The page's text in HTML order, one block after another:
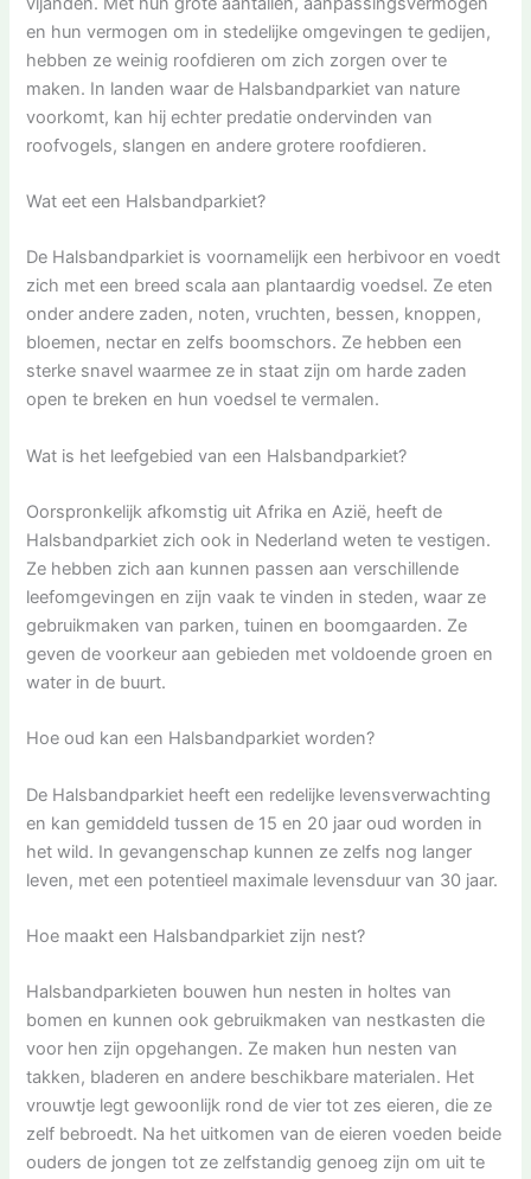
en hun vermogen om in stedelijke omgevingen te gedijen,
hebben ze weinig roofdieren om zich zorgen over te
maken. In landen waar de Halsbandparkiet van nature
voorkomt, kan hij echter predatie ondervinden van
roofvogels, slangen en andere grotere roofdieren.
Wat eet een Halsbandparkiet?
De Halsbandparkiet is voornamelijk een herbivoor en voedt
zich met een breed scala aan plantaardig voedsel. Ze eten
onder andere zaden, noten, vruchten, bessen, knoppen,
bloemen, nectar en zelfs boomschors. Ze hebben een
sterke snavel waarmee ze in staat zijn om harde zaden
open te breken en hun voedsel te vermalen.
Wat is het leefgebied van een Halsbandparkiet?
Oorspronkelijk afkomstig uit Afrika en Azië, heeft de
Halsbandparkiet zich ook in Nederland weten te vestigen.
Ze hebben zich aan kunnen passen aan verschillende
leefomgevingen en zijn vaak te vinden in steden, waar ze
gebruikmaken van parken, tuinen en boomgaarden. Ze
geven de voorkeur aan gebieden met voldoende groen en
water in de buurt.
Hoe oud kan een Halsbandparkiet worden?
De Halsbandparkiet heeft een redelijke levensverwachting
en kan gemiddeld tussen de 15 en 20 jaar oud worden in
het wild. In gevangenschap kunnen ze zelfs nog langer
leven, met een potentieel maximale levensduur van 30 jaar.
Hoe maakt een Halsbandparkiet zijn nest?
Halsbandparkieten bouwen hun nesten in holtes van
bomen en kunnen ook gebruikmaken van nestkasten die
voor hen zijn opgehangen. Ze maken hun nesten van
takken, bladeren en andere beschikbare materialen. Het
vrouwtje legt gewoonlijk rond de vier tot zes eieren, die ze
zelf bebroedt. Na het uitkomen van de eieren voeden beide
ouders de jongen tot ze zelfstandig genoeg zijn om uit te